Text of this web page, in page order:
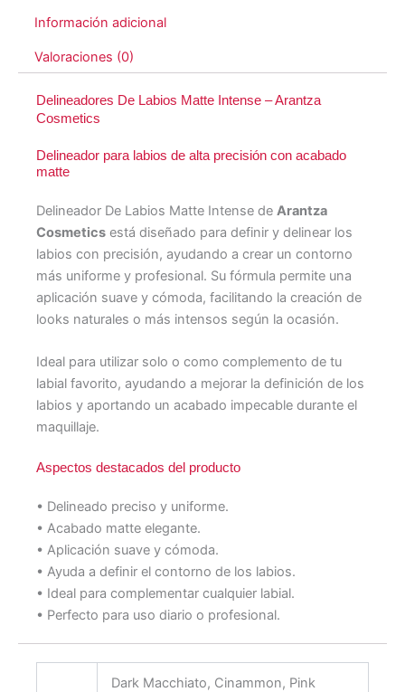
Información adicional
Valoraciones (0)
Delineadores De Labios Matte Intense – Arantza
Cosmetics
Delineador para labios de alta precisión con acabado
matte
Delineador De Labios Matte Intense de Arantza
Cosmetics está diseñado para definir y delinear los
labios con precisión, ayudando a crear un contorno
más uniforme y profesional. Su fórmula permite una
aplicación suave y cómoda, facilitando la creación de
looks naturales o más intensos según la ocasión.
Ideal para utilizar solo o como complemento de tu
labial favorito, ayudando a mejorar la definición de los
labios y aportando un acabado impecable durante el
maquillaje.
Aspectos destacados del producto
• Delineado preciso y uniforme.
• Acabado matte elegante.
• Aplicación suave y cómoda.
• Ayuda a definir el contorno de los labios.
• Ideal para complementar cualquier labial.
• Perfecto para uso diario o profesional.
Dark Macchiato, Cinammon, Pink